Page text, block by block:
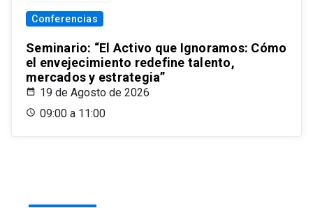
Conferencias
Seminario: “El Activo que Ignoramos: Cómo
el envejecimiento redefine talento,
mercados y estrategia”
19 de Agosto de 2026
09:00 a 11:00